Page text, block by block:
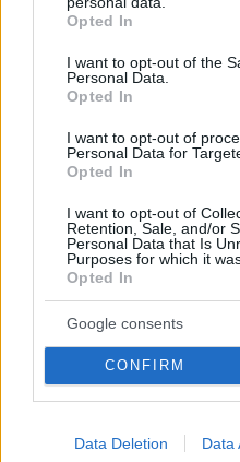
grant or deny consent to
use your data for below
consent section.
Opted In
I want to opt-out of the
Personal Data.
Opted In
I want to opt-out of
Personal Data for
Opted In
I want to opt-out of
Retention, Sale, and/or
Personal Data that Is
Purposes for which it
Opted In
Google consents
CONFIRM
Data Deletion Data
Χόρχε Μέσι: Ο εργάτης
ιστορία του
χαρτοπετσέτα
08.08.2026, 21:43